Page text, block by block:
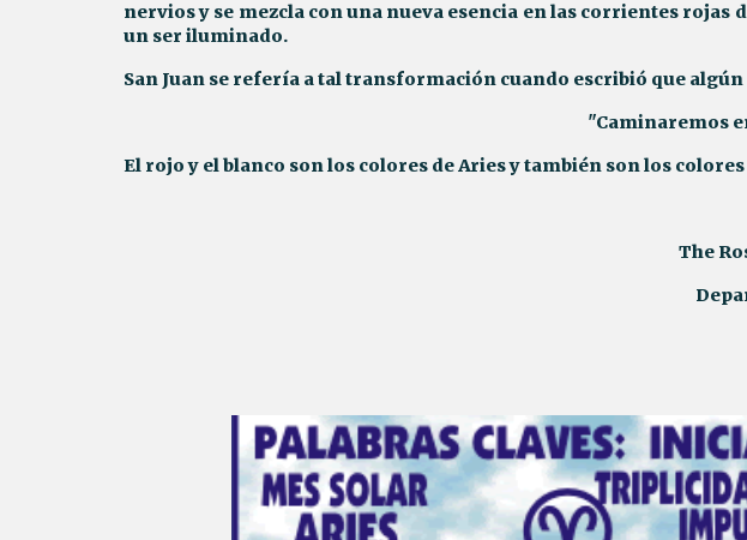
nervios y se mezcla con una nueva esencia en las corrientes
un ser iluminado.
San Juan se refería a tal transformación cuando escribió que
"Caminaremos
El rojo y el blanco son los colores de Aries y también son los
The